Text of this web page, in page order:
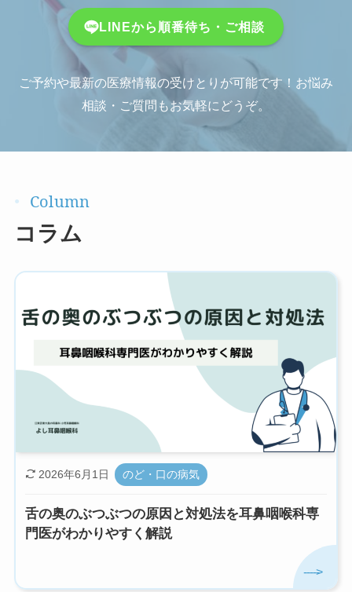
LINEから順番待ち・ご相談
ご予約や最新の医療情報の受けとりが可能です！お悩み
相談・ご質問もお気軽にどうぞ。
コラム
舌の奥のぶつぶつの原因と対処法を耳鼻咽喉科専
門医がわかりやすく解説
2026年6月1日 のど・口の病気